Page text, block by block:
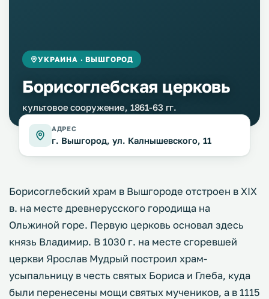
УКРАИНА · ВЫШГОРОД
Борисоглебская церковь
культовое сооружение, 1861-63 гг.
АДРЕС
г. Вышгород, ул. Калнышевского, 11
Борисоглебский храм в Вышгороде отстроен в XIX
в. на месте древнерусского городища на
Ольжиной горе. Первую церковь основал здесь
князь Владимир. В 1030 г. на месте сгоревшей
церкви Ярослав Мудрый построил храм-
усыпальницу в честь святых Бориса и Глеба, куда
были перенесены мощи святых мучеников, а в 1115